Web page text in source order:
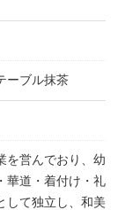
ーブル抹茶
を営んでおり、幼
華道・着付け・礼
して独立し、和美